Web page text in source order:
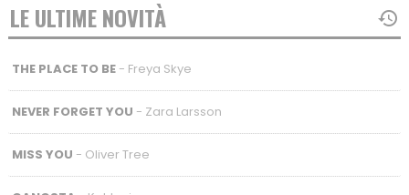
LE ULTIME NOVITÀ
THE PLACE TO BE- Freya Skye
NEVER FORGET YOU - Zara Larsson
MISS YOU - Oliver Tree